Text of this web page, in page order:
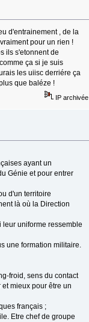
d'entrainement , de la
pour un rien !
ils s'etonnent de
ça si je suis
les uiisc derriére ça
que baléze !
IP archivée
ayant un
Génie et pour entrer
d'un territoire
là où la Direction
leur uniforme ressemble
une formation militaire.
froid, sens du contact
mieux pour être un
français ;
Etre chef de groupe